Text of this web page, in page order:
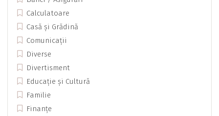
Calculatoare
Casă și Grădină
Comunicații
Diverse
Divertisment
Educație și Cultură
Familie
Finanțe